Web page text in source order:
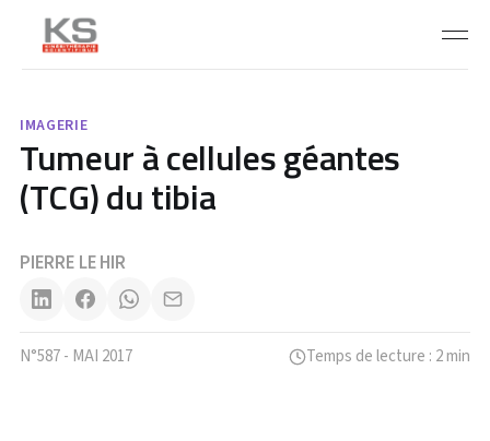
IMAGERIE
Tumeur à cellules géantes
(TCG) du tibia
PIERRE LE HIR
N°587 - MAI 2017 Temps de lecture : 2 min